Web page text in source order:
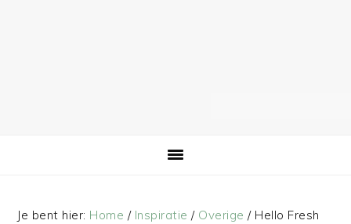
Je bent hier: Home / Inspiratie / Overige /Hello Fresh